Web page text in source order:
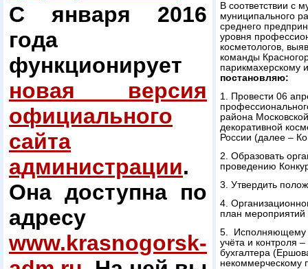
С января 2016
года
функционирует
новая версия
официального
сайта
администрации.
Она доступна по
адресу
www.krasnogorsk-
В соответствии с
муниципального
среднего
уровня
косметологов,
команды
парикмахерскому
постановляю:
1. Провести 06
района
декоративной
России (далее –
2. Образовать
проведению
3. Утвердить
4.
план
5. Исполняющему
учёта и контроля
бухгалтера
некоммерческому